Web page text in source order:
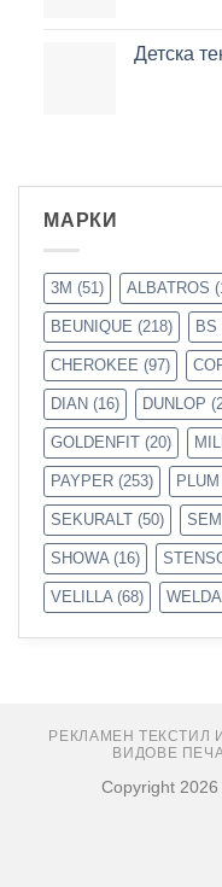
Детска
МАРКИ
3M (51) ALBATROS
BEUNIQUE (218) BS
CHEROKEE (97)
DIAN (16) DUNLOP
GOLDENFIT (20)
PAYPER (253) PLUM
SEKURALT (50)
SHOWA (16)
VELILLA (68)
РЕКЛАМЕН ТЕКСТИЛ
ВИДОВЕ
Copyright